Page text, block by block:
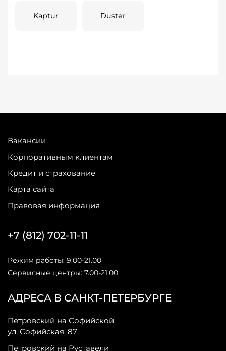
Kaptur Duster
Вакансии
Корпоративным клиентам
Кредит и страхование
Карта сайта
Правовая информация
АДРЕСА В САНКТ-ПЕТЕРБУРГЕ
Петровский на Софийской
ул. Софийская, 87
Петровский на Руставели
+7 (812) 702-11-11
Режим работы: 9.00-21.00
Сервисные центры: 7.00-21.00